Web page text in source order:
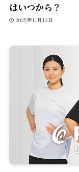
はいつから？
2025年11月12日